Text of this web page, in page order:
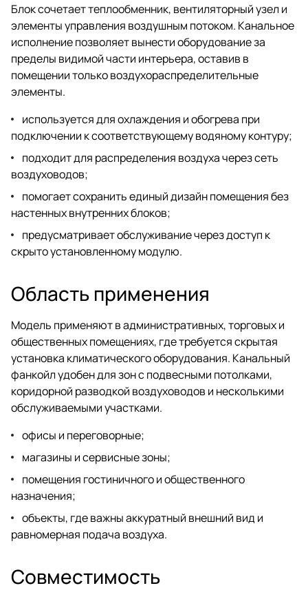
Блок сочетает теплообменник, вентиляторный узел и
элементы управления воздушным потоком. Канальное
исполнение позволяет вынести оборудование за
пределы видимой части интерьера, оставив в
помещении только воздухораспределительные
элементы.
используется для охлаждения и обогрева при
подключении к соответствующему водяному контуру;
подходит для распределения воздуха через сеть
воздуховодов;
помогает сохранить единый дизайн помещения без
настенных внутренних блоков;
предусматривает обслуживание через доступ к
скрыто установленному модулю.
Область применения
Модель применяют в административных, торговых и
общественных помещениях, где требуется скрытая
установка климатического оборудования. Канальный
фанкойл удобен для зон с подвесными потолками,
коридорной разводкой воздуховодов и несколькими
обслуживаемыми участками.
офисы и переговорные;
магазины и сервисные зоны;
помещения гостиничного и общественного
назначения;
объекты, где важны аккуратный внешний вид и
равномерная подача воздуха.
Совместимость